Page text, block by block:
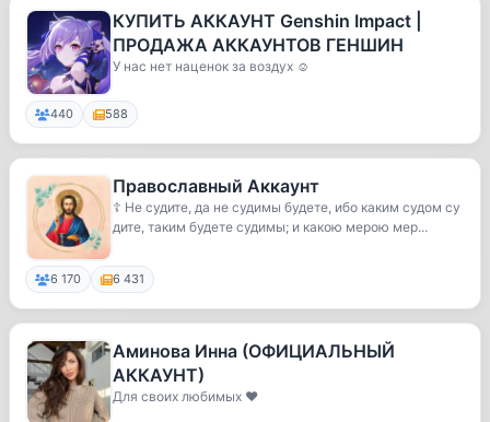
КУПИТЬ АККАУНТ Genshin Impact |
ПРОДАЖА АККАУНТОВ ГЕНШИН
У нас нет наценок за воздух ☺️
440 588
Православный Аккаунт
☦️ Не судите, да не судимы будете, ибо каким судом су
дите, таким будете судимы; и какою мерою мер...
6 170 6 431
Аминова Инна (ОФИЦИАЛЬНЫЙ
АККАУНТ)
Для своих любимых ❤️